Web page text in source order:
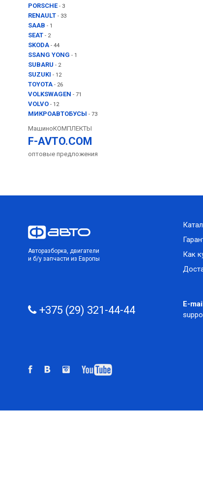
PORSCHE - 3
RENAULT - 33
SAAB - 1
SEAT - 2
SKODA - 44
SSANG YONG - 1
SUBARU - 2
SUZUKI - 12
TOYOTA - 26
VOLKSWAGEN - 71
VOLVO - 12
МИКРОАВТОБУСЫ - 73
МашиноКОМПЛЕКТЫ
F-AVTO.COM
оптовые предложения
Авторазборка, двигатели
и б/у запчасти из Европы
Как
+375 (29) 321-44-44
E-